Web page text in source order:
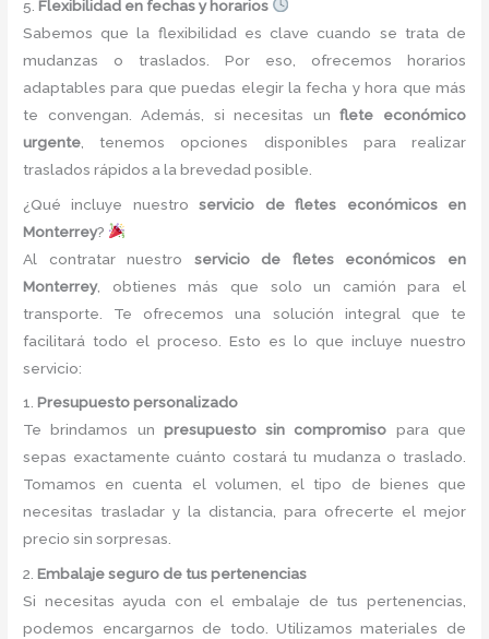
5.Flexibilidad en fechas y horarios
Sabemos que la flexibilidad es clave cuando se trata de
mudanzas o traslados. Por eso, ofrecemos horarios
adaptables para que puedas elegir la fecha y hora que más
te convengan. Además, si necesitas unflete económico
urgente , tenemos opciones disponibles para realizar
traslados rápidos a la brevedad posible.
¿Qué incluye nuestroservicio de fletes económicos en
Monterrey?
Al contratar nuestro servicio de fletes económicos en
Monterrey, obtienes más que solo un camión para el
transporte. Te ofrecemos una solución integral que te
facilitará todo el proceso. Esto es lo que incluye nuestro
servicio:
1.Presupuesto personalizado
Te brindamos un presupuesto sin compromiso para que
sepas exactamente cuánto costará tu mudanza o traslado.
Tomamos en cuenta el volumen, el tipo de bienes que
necesitas trasladar y la distancia, para ofrecerte el mejor
precio sin sorpresas.
2.Embalaje seguro de tus pertenencias
Si necesitas ayuda con el embalaje de tus pertenencias,
podemos encargarnos de todo. Utilizamos materiales de